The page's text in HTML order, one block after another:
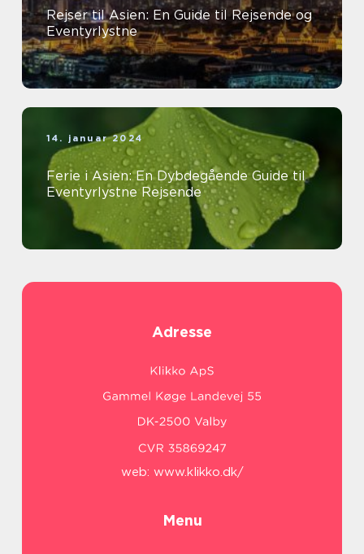
Rejser til Asien: En Guide til Rejsende og
Eventyrlystne
14. januar 2024
Ferie i Asien: En Dybdegående Guide til
Eventyrlystne Rejsende
Adresse
web: www.klikko.dk/
Menu